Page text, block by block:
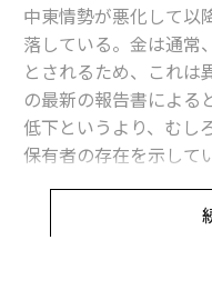
中東情勢が悪化して以
落している。金は通常
とされるため、これは
の最新の報告書による
低下というより、むし
保有者の存在を示して
中東情勢が混乱すれば
なるはずだった。と